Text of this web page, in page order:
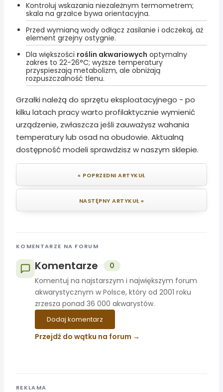
Kontroluj wskazania niezależnym termometrem;
skala na grzałce bywa orientacyjna.
Przed wymianą wody odłącz zasilanie i odczekaj, aż
element grzejny ostygnie.
Dla większości roślin akwariowych optymalny
zakres to 22-26°C; wyższe temperatury
przyspieszają metabolizm, ale obniżają
rozpuszczalność tlenu.
Grzałki należą do sprzętu eksploatacyjnego - po
kilku latach pracy warto profilaktycznie wymienić
urządzenie, zwłaszcza jeśli zauważysz wahania
temperatury lub osad na obudowie. Aktualną
dostępność modeli sprawdzisz w naszym sklepie.
« POPRZEDNI ARTYKUŁ
NASTĘPNY ARTYKUŁ »
KOMENTARZE NA FORUM
Komentarze
0
Komentuj na najstarszym i największym forum
akwarystycznym w Polsce, który od 2001 roku
zrzesza ponad 36 000 akwarystów.
Dodaj komentarz
Przejdź do wątku na forum
REKLAMA